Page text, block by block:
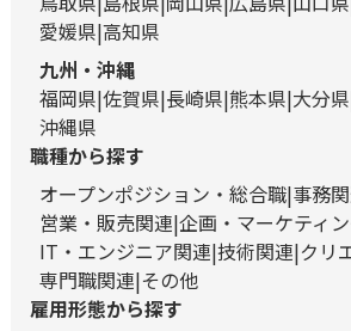
愛媛県 高知県
九州・沖縄
福岡県 佐賀県 長崎県 熊本県 大分県
沖縄県
職種から探す
オープンポジション・総合職 事務
営業・販売関連 企画・マーケティ
IT・エンジニア関連 技術関連 クリ
専門職関連 その他
雇用形態から探す